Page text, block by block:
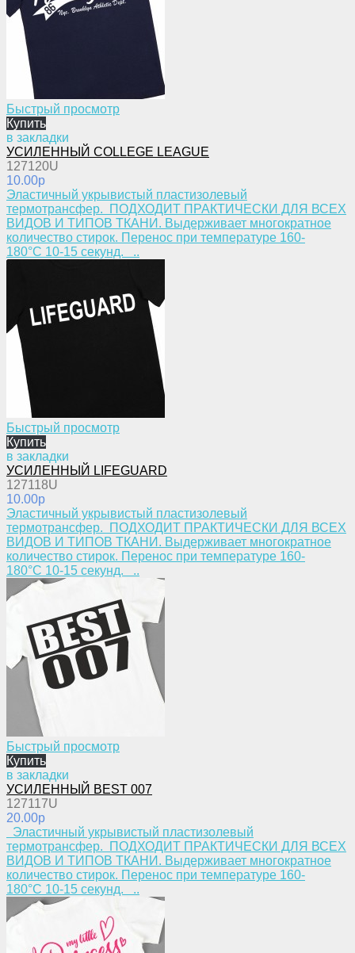
Быстрый просмотр
Купить
в закладки
УСИЛЕННЫЙ COLLEGE LEAGUE
127120U
10.00p
​Эластичный укрывистый пластизолевый
термотрансфер. ПОДХОДИТ ПРАКТИЧЕСКИ ДЛЯ ВСЕХ
ВИДОВ И ТИПОВ ТКАНИ. Выдерживает многократное
количество стирок. Перенос при температуре 160-
180°С 10-15 секунд. ..
Быстрый просмотр
Купить
в закладки
УСИЛЕННЫЙ LIFEGUARD
127118U
10.00p
Эластичный укрывистый пластизолевый
термотрансфер. ПОДХОДИТ ПРАКТИЧЕСКИ ДЛЯ ВСЕХ
ВИДОВ И ТИПОВ ТКАНИ. Выдерживает многократное
количество стирок. Перенос при температуре 160-
180°С 10-15 секунд. ..
Быстрый просмотр
Купить
в закладки
УСИЛЕННЫЙ BEST 007
127117U
20.00p
Эластичный укрывистый пластизолевый
термотрансфер. ПОДХОДИТ ПРАКТИЧЕСКИ ДЛЯ ВСЕХ
ВИДОВ И ТИПОВ ТКАНИ. Выдерживает многократное
количество стирок. Перенос при температуре 160-
180°С 10-15 секунд. ..